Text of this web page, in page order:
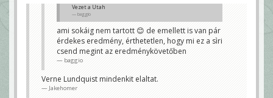
Vezet a Utah
baggio
ami sokáig nem tartott 😊 de emellett is van pár
érdekes eredmény, érthetetlen, hogy mi ez a sìri
csend megint az eredménykövetőben
baggio
Verne Lundquist mindenkit elaltat.
Jakehomer